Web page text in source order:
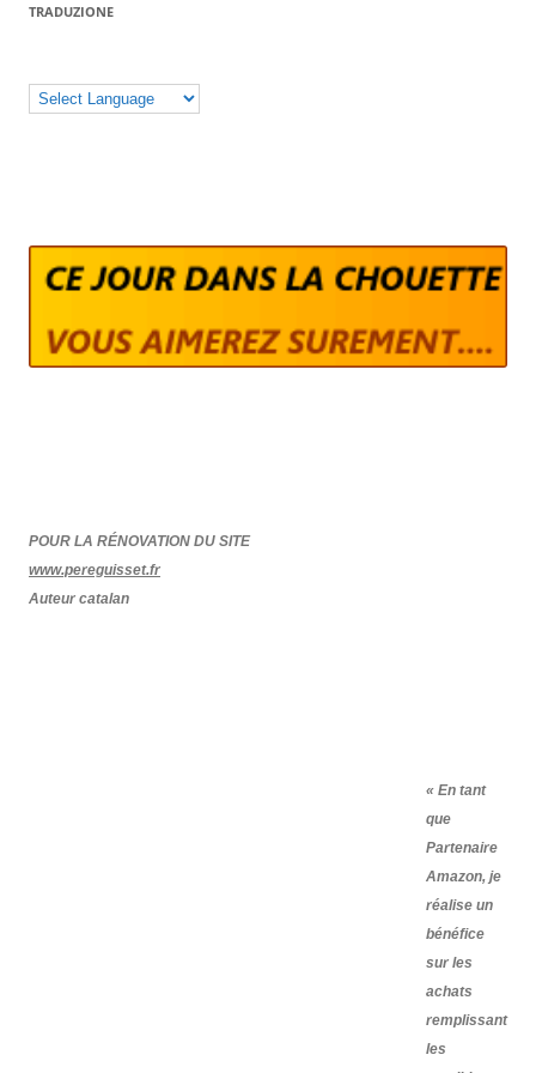
TRADUZIONE
POUR LA RÉNOVATION DU SITE
www.pereguisset.fr
Auteur catalan
« En tant
que
Partenaire
Amazon, je
réalise un
bénéfice
sur les
achats
remplissant
les